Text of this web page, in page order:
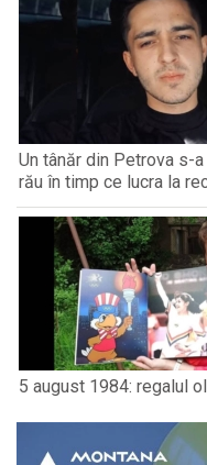
Un tânăr din Petrova s-
rău în timp ce lucra la
5 august 1984: regalul